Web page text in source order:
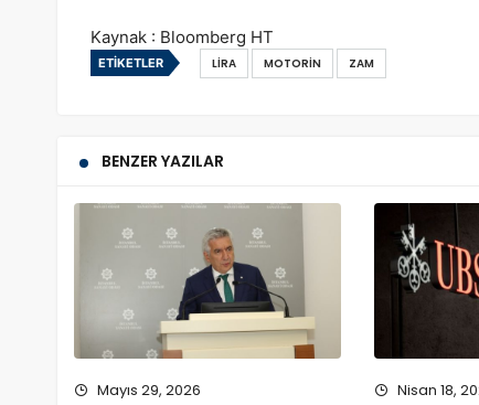
Kaynak : Bloomberg HT
ETIKETLER LIRA MOTORIN ZAM
BENZER YAZILAR
Mayıs 29, 2026 Nisan 18,